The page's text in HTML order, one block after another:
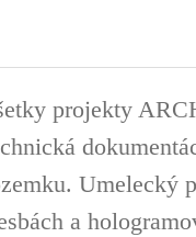
projekty
Umelecký
a